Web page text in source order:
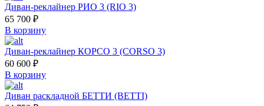
Диван-реклайнер РИО 3 (RIO 3)
65 700 ₽
В корзину
Диван-реклайнер КОРСО 3 (CORSO 3)
60 600 ₽
В корзину
Диван раскладной БЕТТИ (BETTI)